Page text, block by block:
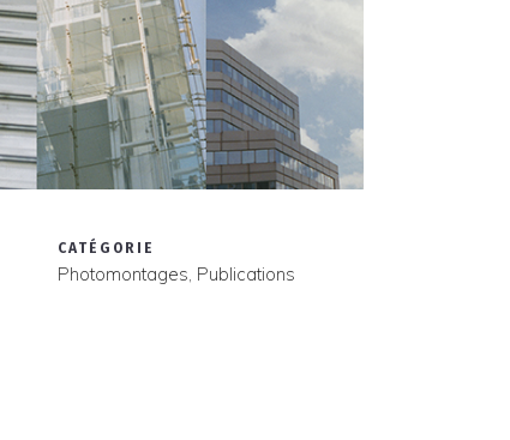
CATÉGORIE
Photomontages, Publications